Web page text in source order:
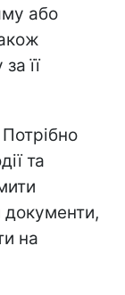
або
її
Потрібно
та
документи,
на